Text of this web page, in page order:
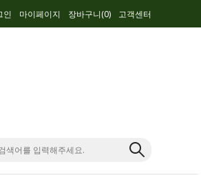
인 마이페이지 장바구니(0) 고객센터